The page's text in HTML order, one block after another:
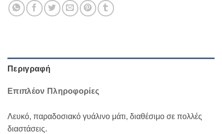
Περιγραφή
Επιπλέον Πληροφορίες
Λευκό, παραδοσιακό γυάλινο μάτι, διαθέσιμο σε πολλές
διαστάσεις.